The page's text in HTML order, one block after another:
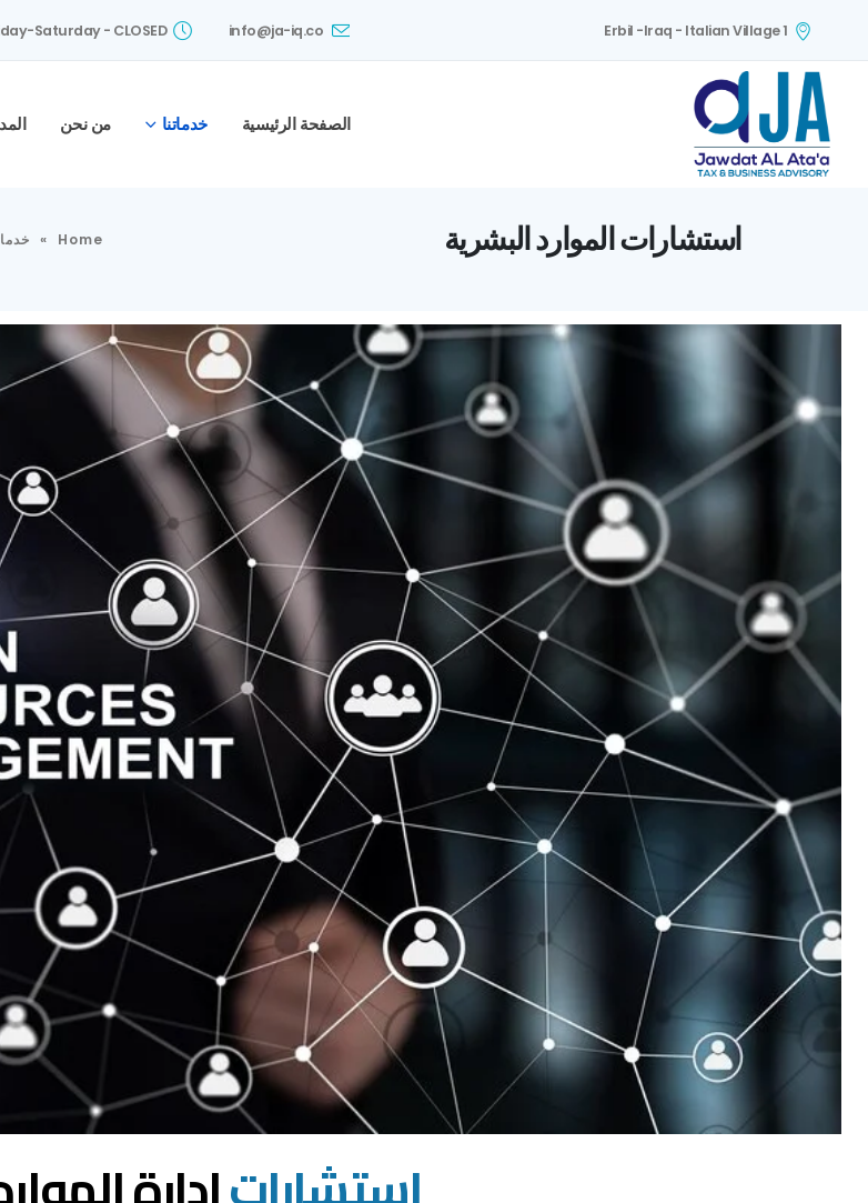
Erbil -Iraq - Italian Village 1
info@ja-iq.co
Saturday- CLOSED
الصفحة الرئيسية خدماتنا من نحن
استشارات الموارد البشرية Home
»